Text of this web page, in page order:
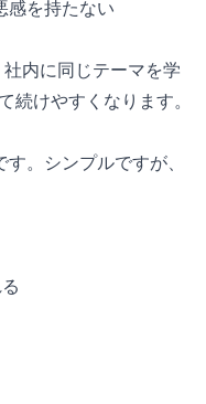
感を持たない
内に同じテーマを学
けやすくなります。
。シンプルですが、